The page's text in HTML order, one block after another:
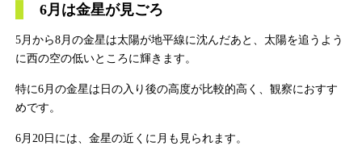
6月は金星が見ごろ
5月から8月の金星は太陽が地平線に沈んだあと、太陽を追うよう
に西の空の低いところに輝きます。
特に6月の金星は日の入り後の高度が比較的高く、観察におすす
めです。
6月20日には、金星の近くに月も見られます。